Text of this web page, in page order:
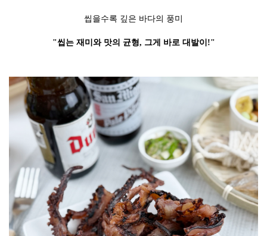
씹을수록 깊은 바다의 풍미
"씹는 재미와 맛의 균형, 그게 바로 대발이!"